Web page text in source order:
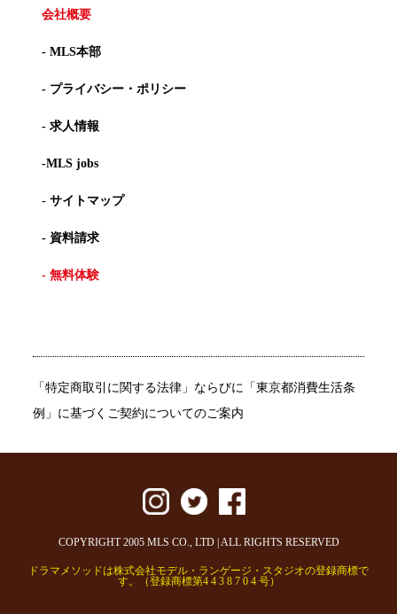
会社概要
- MLS本部
- プライバシー・ポリシー
- 求人情報
-MLS jobs
- サイトマップ
- 資料請求
- 無料体験
「特定商取引に関する法律」ならびに「東京都消費生活条
例」に基づくご契約についてのご案内
COPYRIGHT 2005 MLS CO., LTD | ALL RIGHTS RESERVED
ドラマメソッドは株式会社モデル・ランゲージ・スタジオの登録商標で
す。（登録商標第4 4 3 8 7 0 4 号）